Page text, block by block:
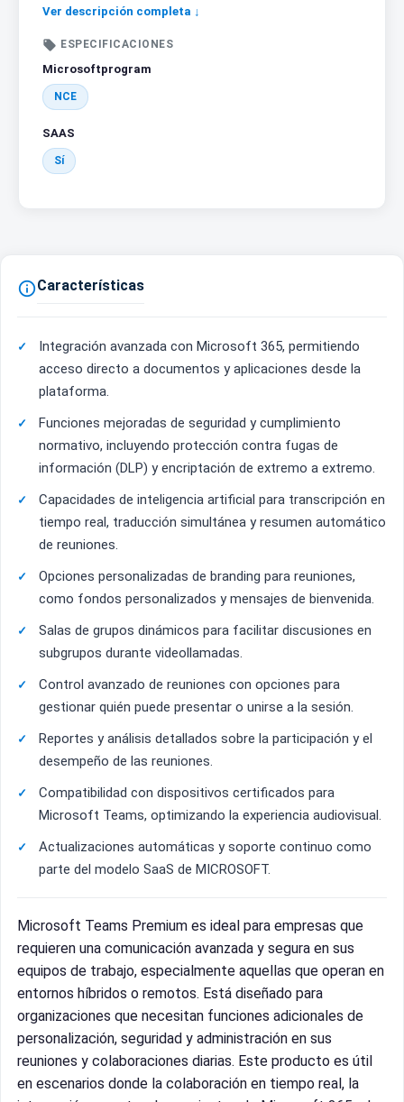
Ver descripción completa ↓
 ESPECIFICACIONES
Microsoftprogram
NCE
SAAS
Sí
Características
Integración avanzada con Microsoft 365, permitiendo
acceso directo a documentos y aplicaciones desde la
plataforma.
Funciones mejoradas de seguridad y cumplimiento
normativo, incluyendo protección contra fugas de
información (DLP) y encriptación de extremo a extremo.
Capacidades de inteligencia artificial para transcripción en
tiempo real, traducción simultánea y resumen automático
de reuniones.
Opciones personalizadas de branding para reuniones,
como fondos personalizados y mensajes de bienvenida.
Salas de grupos dinámicos para facilitar discusiones en
subgrupos durante videollamadas.
Control avanzado de reuniones con opciones para
gestionar quién puede presentar o unirse a la sesión.
Reportes y análisis detallados sobre la participación y el
desempeño de las reuniones.
Compatibilidad con dispositivos certificados para
Microsoft Teams, optimizando la experiencia audiovisual.
Actualizaciones automáticas y soporte continuo como
parte del modelo SaaS de MICROSOFT.
Microsoft Teams Premium es ideal para empresas que
requieren una comunicación avanzada y segura en sus
equipos de trabajo, especialmente aquellas que operan en
entornos híbridos o remotos. Está diseñado para
organizaciones que necesitan funciones adicionales de
personalización, seguridad y administración en sus
reuniones y colaboraciones diarias. Este producto es útil
en escenarios donde la colaboración en tiempo real, la